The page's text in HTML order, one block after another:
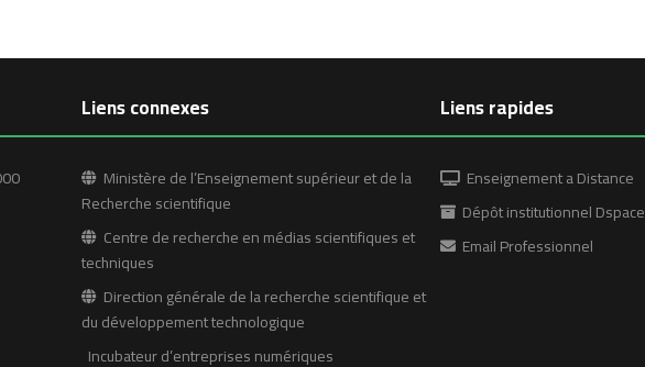
Liens connexes
Ministère de l’Enseignement supérieur et de la
Recherche scientifique
Centre de recherche en médias scientifiques et
techniques
Direction générale de la recherche scientifique et
du développement technologique
Incubateur d’entreprises numériques
Liens rapides
Enseignement a Distance
Dépôt institutionnel Dspace
Email Professionnel